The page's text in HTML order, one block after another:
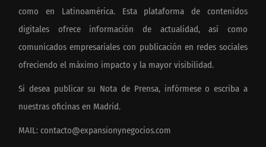
como en Latinoamérica. Esta plataforma de contenidos
digitales ofrece información de actualidad, así como
comunicados empresariales con publicación en redes sociales
ofreciendo el máximo impacto y la mayor visibilidad.
Si desea publicar su Nota de Prensa, infórmese o escriba a
nuestras oficinas en Madrid.
MAIL: contacto@expansionynegocios.com